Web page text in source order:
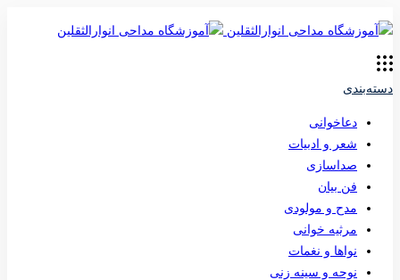
دسته‌بندی
دعاخوانی
شعر و ادبیات
صداسازی
فن بیان
مدح و مولودی
مرثیه خوانی
نواها و نغمات
نوحه و سینه زنی